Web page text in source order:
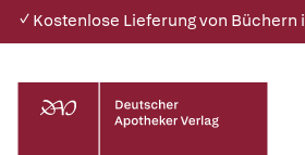
✓ Kostenlose Lieferung von